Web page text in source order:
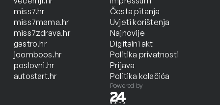
miss7.hr
miss7mama.hr
miss7zdrava.hr
gastro.hr
joomboos.hr
poslovni.hr
autostart.hr
Česta pitanja
Uvjeti korištenja
Najnovije
Digitalni akt
Politika privatnosti
Prijava
Politika kolačića
Powered by